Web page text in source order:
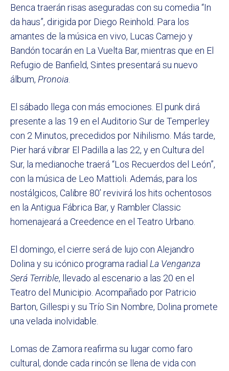
Benca traerán risas aseguradas con su comedia “In
da haus”, dirigida por Diego Reinhold. Para los
amantes de la música en vivo, Lucas Camejo y
Bandón tocarán en La Vuelta Bar, mientras que en El
Refugio de Banfield, Sintes presentará su nuevo
álbum, Pronoia.
El sábado llega con más emociones. El punk dirá
presente a las 19 en el Auditorio Sur de Temperley
con 2 Minutos, precedidos por Nihilismo. Más tarde,
Pier hará vibrar El Padilla a las 22, y en Cultura del
Sur, la medianoche traerá “Los Recuerdos del León”,
con la música de Leo Mattioli. Además, para los
nostálgicos, Calibre 80’ revivirá los hits ochentosos
en la Antigua Fábrica Bar, y Rambler Classic
homenajeará a Creedence en el Teatro Urbano.
El domingo, el cierre será de lujo con Alejandro
Dolina y su icónico programa radial La Venganza
Será Terrible, llevado al escenario a las 20 en el
Teatro del Municipio. Acompañado por Patricio
Barton, Gillespi y su Trío Sin Nombre, Dolina promete
una velada inolvidable.
Lomas de Zamora reafirma su lugar como faro
cultural, donde cada rincón se llena de vida con